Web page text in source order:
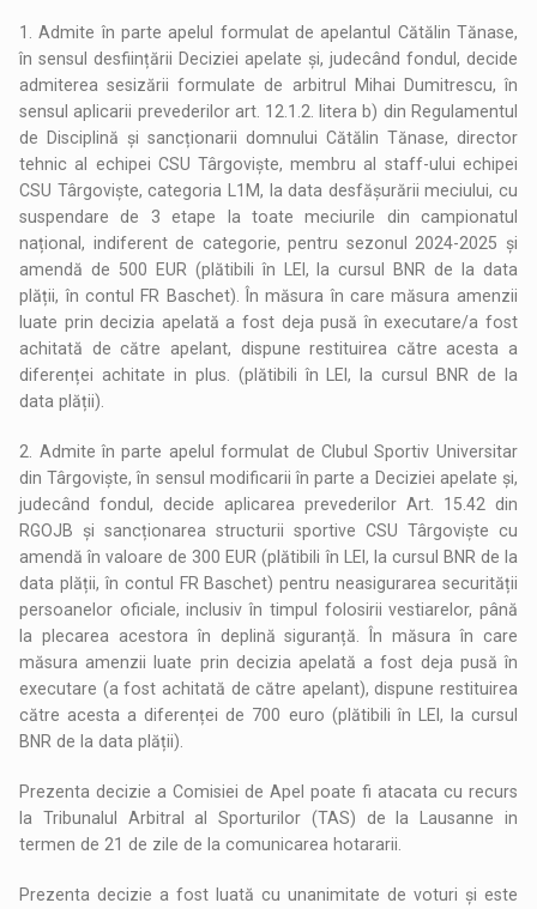
1. Admite în parte apelul formulat de apelantul Cătălin Tănase,
în sensul desființării Deciziei apelate și, judecând fondul, decide
admiterea sesizării formulate de arbitrul Mihai Dumitrescu, în
sensul aplicarii prevederilor art. 12.1.2. litera b) din Regulamentul
de Disciplină și sancționarii domnului Cătălin Tănase, director
tehnic al echipei CSU Târgoviște, membru al staff-ului echipei
CSU Târgoviște, categoria L1M, la data desfășurării meciului, cu
suspendare de 3 etape la toate meciurile din campionatul
național, indiferent de categorie, pentru sezonul 2024-2025 și
amendă de 500 EUR (plătibili în LEI, la cursul BNR de la data
plății, în contul FR Baschet). În măsura în care măsura amenzii
luate prin decizia apelată a fost deja pusă în executare/a fost
achitată de către apelant, dispune restituirea către acesta a
diferenței achitate in plus. (plătibili în LEI, la cursul BNR de la
data plății).
2. Admite în parte apelul formulat de Clubul Sportiv Universitar
din Târgoviște, în sensul modificarii în parte a Deciziei apelate și,
judecând fondul, decide aplicarea prevederilor Art. 15.42 din
RGOJB și sancționarea structurii sportive CSU Târgoviște cu
amendă în valoare de 300 EUR (plătibili în LEI, la cursul BNR de la
data plății, în contul FR Baschet) pentru neasigurarea securității
persoanelor oficiale, inclusiv în timpul folosirii vestiarelor, până
la plecarea acestora în deplină siguranță. În măsura în care
măsura amenzii luate prin decizia apelată a fost deja pusă în
executare (a fost achitată de către apelant), dispune restituirea
către acesta a diferenței de 700 euro (plătibili în LEI, la cursul
BNR de la data plății).
Prezenta decizie a Comisiei de Apel poate fi atacata cu recurs
la Tribunalul Arbitral al Sporturilor (TAS) de la Lausanne in
termen de 21 de zile de la comunicarea hotararii.
Prezenta decizie a fost luată cu unanimitate de voturi și este